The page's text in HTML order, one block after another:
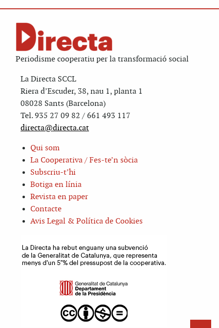
Periodisme cooperatiu per la transformació social
La Directa SCCL
Riera d’Escuder, 38, nau 1, planta 1
08028 Sants (Barcelona)
Tel. 935 27 09 82 / 661 493 117
directa@directa.cat
Qui som
La Cooperativa / Fes-te’n sòcia
Subscriu-t’hi
Botiga en línia
Revista en paper
Contacte
Avis Legal & Política de Cookies